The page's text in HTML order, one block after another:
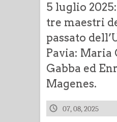
5 luglio
tre maestri
passato
Pavia: Maria
Gabba ed
Magenes.
07, 08, 2025